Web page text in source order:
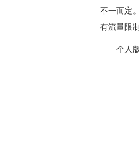
不一而定
有流量限
个人